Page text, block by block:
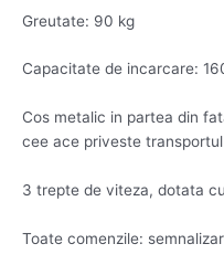
Greutate: 90 kg
Capacitate de incarcare:
Cos metalic in partea din
cee ace priveste
3 trepte de viteza, dotata
Toate comenzile: